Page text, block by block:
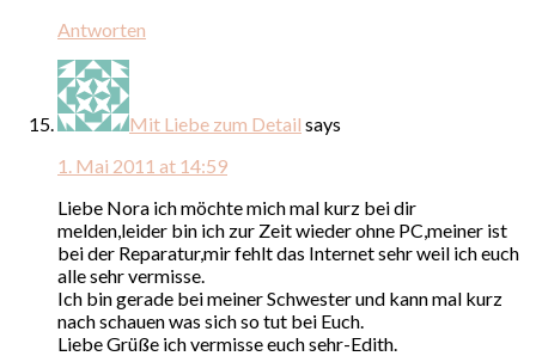
Antworten
Mit Liebe zum Detail says
1. Mai 2011 at 14:59
Liebe Nora ich möchte mich mal kurz bei dir
melden,leider bin ich zur Zeit wieder ohne PC,meiner ist
bei der Reparatur,mir fehlt das Internet sehr weil ich euch
alle sehr vermisse.
Ich bin gerade bei meiner Schwester und kann mal kurz
nach schauen was sich so tut bei Euch.
Liebe Grüße ich vermisse euch sehr-Edith.